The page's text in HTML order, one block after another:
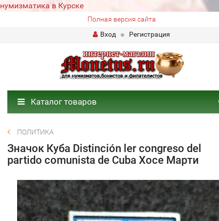
нумизматика в Курске
Полная версия сайта
Вход
Регистрация
Каталог товаров
ПОЛИТИКА
Значок Куба Distinción ler congreso del
partido comunista de Cuba Хосе Марти